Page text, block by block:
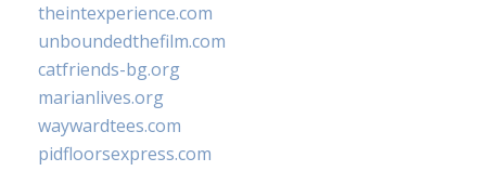
theintexperience.com
unboundedthefilm.com
catfriends-bg.org
marianlives.org
waywardtees.com
pidfloorsexpress.com